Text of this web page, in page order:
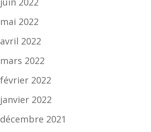
mai 2022
avril 2022
mars 2022
février 2022
janvier 2022
décembre 2021